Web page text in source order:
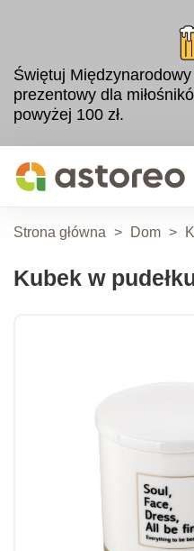
Świętuj
prezentowy dla
powyżej 100 zł.
Strona główna > Dom >
Kubek w